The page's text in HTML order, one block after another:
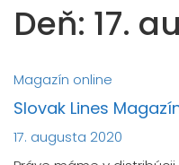
Deň: 17.
Magazín online
Slovak Lines
17. augusta 2020